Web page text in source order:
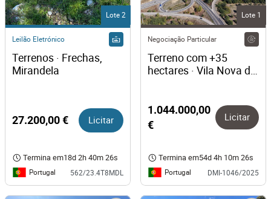
Lote 2
Leilão Eletrónico
Terrenos · Frechas,
Mirandela
27.200,00 € Licitar
Termina em18d 2h 40m 26s
Portugal 562/23.4T8MDL
Lote 1
Negociação Particular
Terreno com +35
hectares · Vila Nova da
1.044.000,00
€
Licitar
Termina em54d 4h 10m 26s
Portugal DMI-1046/2025